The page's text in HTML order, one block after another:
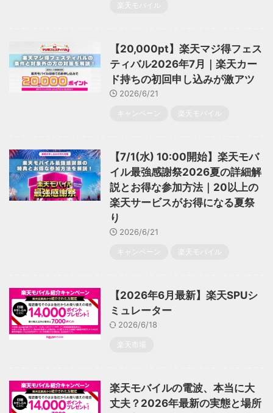
楽天モバイル
【20,000pt】楽天マジ得フェス
ティバル2026年7月｜楽天カー
ド持ちの初回申し込みが激アツ
2026/6/21
キャンペーン 楽天モバイル
【7/1(水) 10:00開始】楽天モバ
イル最強感謝祭2026夏の詳細解
説とお得な参加方法｜20以上の
楽天サービスがお得になる夏祭
り
2026/6/21
キャンペーン 楽天モバイル
【2026年6月最新】楽天SPUシ
ミュレーター
2026/6/18
楽天市場
楽天モバイルの電波、本当に大
丈夫？2026年最新の実態と場所